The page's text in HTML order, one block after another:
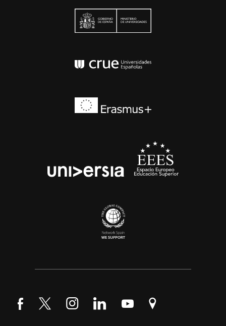
Síguenos en Facebook
Síguenos en Twitter
Síguenos en Instagram
Síguenos en LinkedIn
Síguenos en YouTube
Encuéntranos en